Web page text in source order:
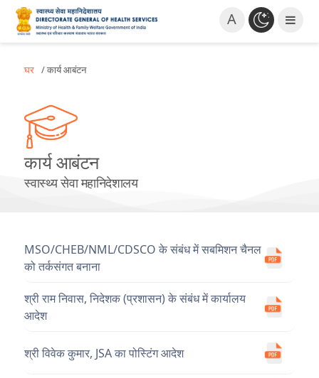
A
घर / कार्य आबंटन
कार्य आबंटन
स्वास्थ्य सेवा महानिदेशालय
MSO/CHEB/NML/CDSCO के संबंध में सबमिशन चैनल
को तर्कसंगत बनाना
श्री राम निवास, निदेशक (प्रशासन) के संबंध में कार्यालय
आदेश
श्री विवेक कुमार, JSA का पोस्टिंग आदेश